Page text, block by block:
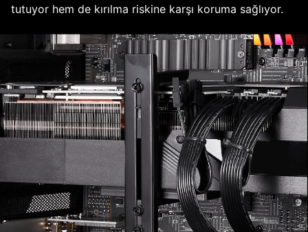
tutuyor hem de kırılma riskine karşı koruma sağlıyor.